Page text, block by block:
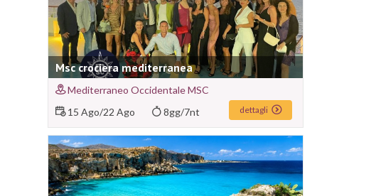
Msc crociera mediterranea
Mediterraneo Occidentale MSC
15 Ago/22 Ago 8gg/7nt dettagli